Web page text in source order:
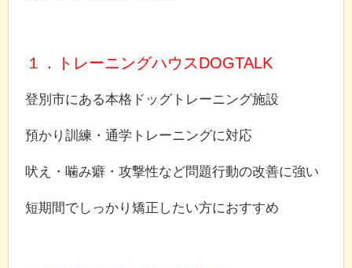
１．トレーニングハウスDOGTALK
登別市にある本格ドッグトレーニング施設
預かり訓練・通学トレーニングに対応
吠え・噛み癖・攻撃性など問題行動の改善に強い
短期間でしっかり矯正したい方におすすめ